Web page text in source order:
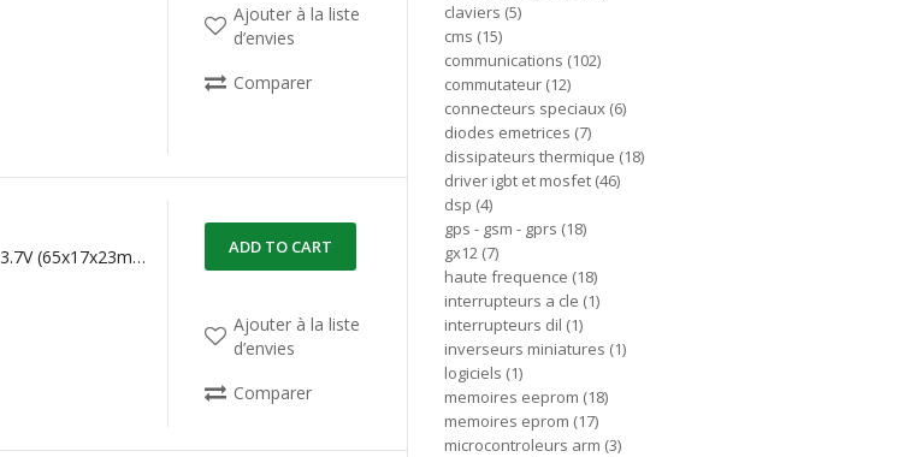
Ajouter à la liste
d’envies
Comparer
Batterie Lithium ion – 150mAh, 3.7V (65x17x23mm) ADD TO CART
Ajouter à la liste
d’envies
Comparer
claviers 5
cms 15
communications 102
commutateur 12
connecteurs speciaux 6
diodes emetrices 7
dissipateurs thermique 18
driver igbt et mosfet 46
dsp 4
gps - gsm - gprs 18
gx12 7
haute frequence 18
interrupteurs a cle 1
interrupteurs dil 1
inverseurs miniatures 1
logiciels 1
memoires eeprom 18
memoires eprom 17
microcontroleurs arm 3